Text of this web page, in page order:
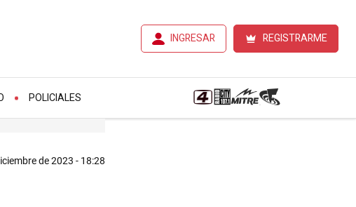
INGRESAR REGISTRARME
POLICIALES
de 2023 - 18:28